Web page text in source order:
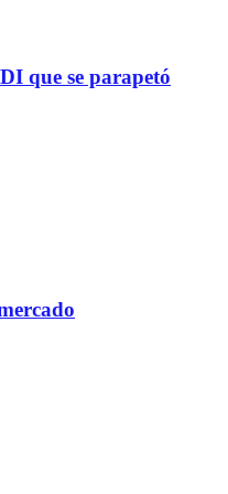
que se parapetó